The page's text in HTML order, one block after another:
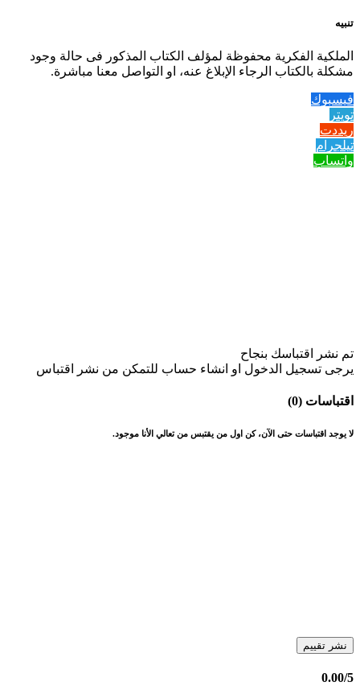
تنبيه
الملكية الفكرية محفوظة لمؤلف الكتاب المذكور فى حالة وجود
مشكلة بالكتاب الرجاء الإبلاغ عنه، او التواصل معنا مباشرة.
فيسبوك
تويتر
ريددت
تيلجرام
واتساب
تم نشر اقتباسك بنجاح
يرجى تسجيل الدخول او انشاء حساب للتمكن من نشر اقتباس
اقتباسات (0)
لا يوجد اقتباسات حتى الآن، كن اول من يقتبس من تعالي الأنا موجود.
نشر تقييم
0.00/5